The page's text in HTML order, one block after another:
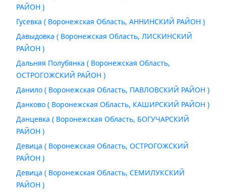
РАЙОН )
Гусевка ( Воронежская Область, АННИНСКИЙ РАЙОН )
Давыдовка ( Воронежская Область, ЛИСКИНСКИЙ
РАЙОН )
Дальняя Полубянка ( Воронежская Область,
ОСТРОГОЖСКИЙ РАЙОН )
Данило ( Воронежская Область, ПАВЛОВСКИЙ РАЙОН )
Данково ( Воронежская Область, КАШИРСКИЙ РАЙОН )
Данцевка ( Воронежская Область, БОГУЧАРСКИЙ
РАЙОН )
Девица ( Воронежская Область, ОСТРОГОЖСКИЙ
РАЙОН )
Девица ( Воронежская Область, СЕМИЛУКСКИЙ
РАЙОН )